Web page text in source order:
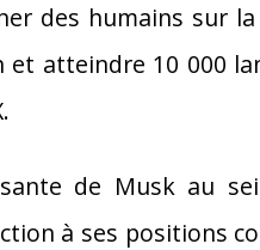
des humains sur
atteindre 10 000
de Musk au
à ses positions